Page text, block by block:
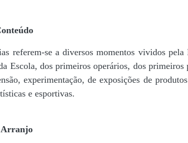
referem-se a diversos momentos vividos
Escola, dos primeiros operários, dos
experimentação, de exposições de
e esportivas.
Arranjo